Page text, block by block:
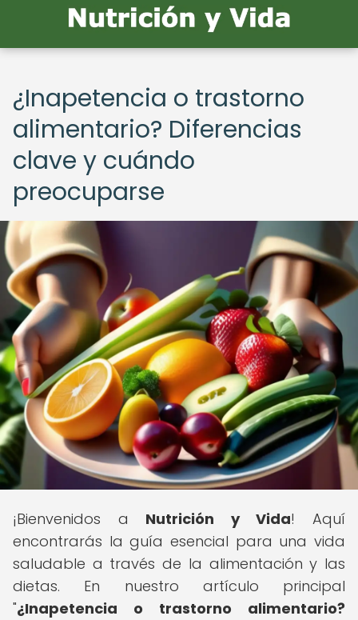
¿Inapetencia o trastorno
alimentario? Diferencias
clave y cuándo
preocuparse
¡Bienvenidos a Nutrición y Vida! Aquí
encontrarás la guía esencial para una vida
saludable a través de la alimentación y las
dietas. En nuestro artículo principal
"¿Inapetencia o trastorno alimentario?